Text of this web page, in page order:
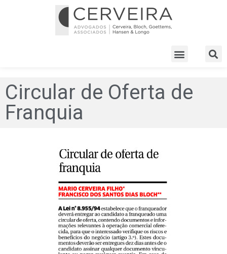
Circular de Oferta de
Franquia